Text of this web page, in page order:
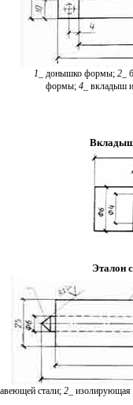
1 донышко формы; 2
формы; 4_ вкладыш
Вкладыш
Эталон
стали; 2_ изолирующая